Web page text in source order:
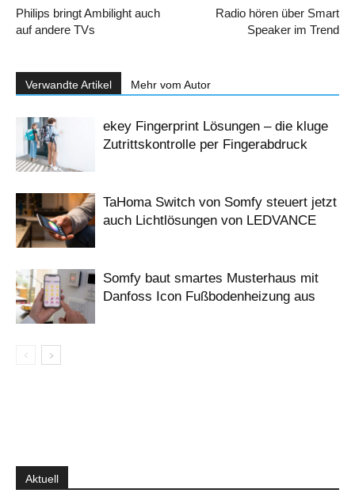
Philips bringt Ambilight auch
auf andere TVs
Radio hören über Smart
Speaker im Trend
Verwandte Artikel Mehr vom Autor
ekey Fingerprint Lösungen – die kluge
Zutrittskontrolle per Fingerabdruck
TaHoma Switch von Somfy steuert jetzt
auch Lichtlösungen von LEDVANCE
Somfy baut smartes Musterhaus mit
Danfoss Icon Fußbodenheizung aus
Aktuell